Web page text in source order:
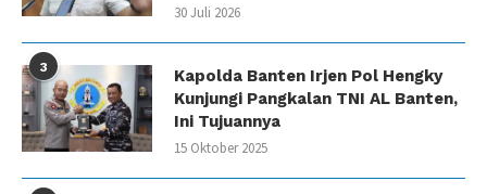
30 Juli 2026
3
Kapolda Banten Irjen Pol Hengky
Kunjungi Pangkalan TNI AL Banten,
Ini Tujuannya
15 Oktober 2025